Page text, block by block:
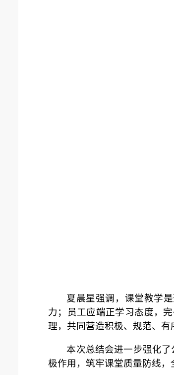
夏晨星强调，课堂教学
力；员工应端正学习态度，
理，共同营造积极、规范、有
本次总结会进一步强化
极作用，筑牢课堂质量防线，